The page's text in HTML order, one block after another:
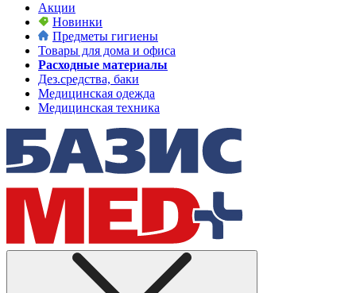
Акции
Новинки
Предметы гигиены
Товары для дома и офиса
Расходные материалы
Дез.средства, баки
Медицинская одежда
Медицинская техника